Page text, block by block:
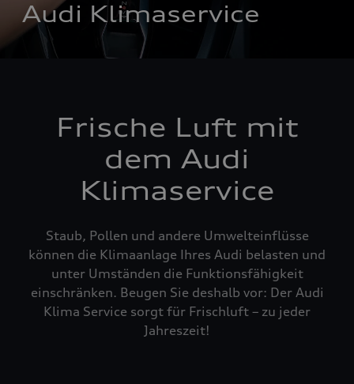
Audi Klimaservice
Frische Luft mit
dem Audi
Klimaservice
Staub, Pollen und andere Umwelteinflüsse
können die Klimaanlage Ihres Audi belasten und
unter Umständen die Funktionsfähigkeit
einschränken. Beugen Sie deshalb vor: Der Audi
Klima Service sorgt für Frischluft – zu jeder
Jahreszeit!